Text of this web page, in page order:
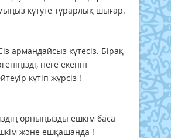
күтуге тұрарлық шығар.
армандайсыз күтесіз. Бірақ
неге екенін
күтіп жүрсіз !
орныңызды ешкім баса
және ешқашанда !